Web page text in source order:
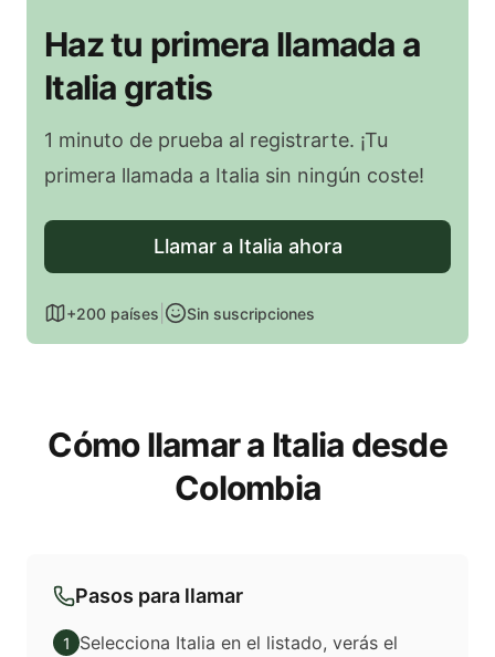
Haz tu primera llamada a
Italia gratis
1 minuto de prueba al registrarte. ¡Tu
primera llamada a Italia sin ningún coste!
Llamar a Italia ahora
+200 países Sin suscripciones
Cómo llamar a Italia desde
Colombia
Pasos para llamar
1
Selecciona Italia en el listado, verás el